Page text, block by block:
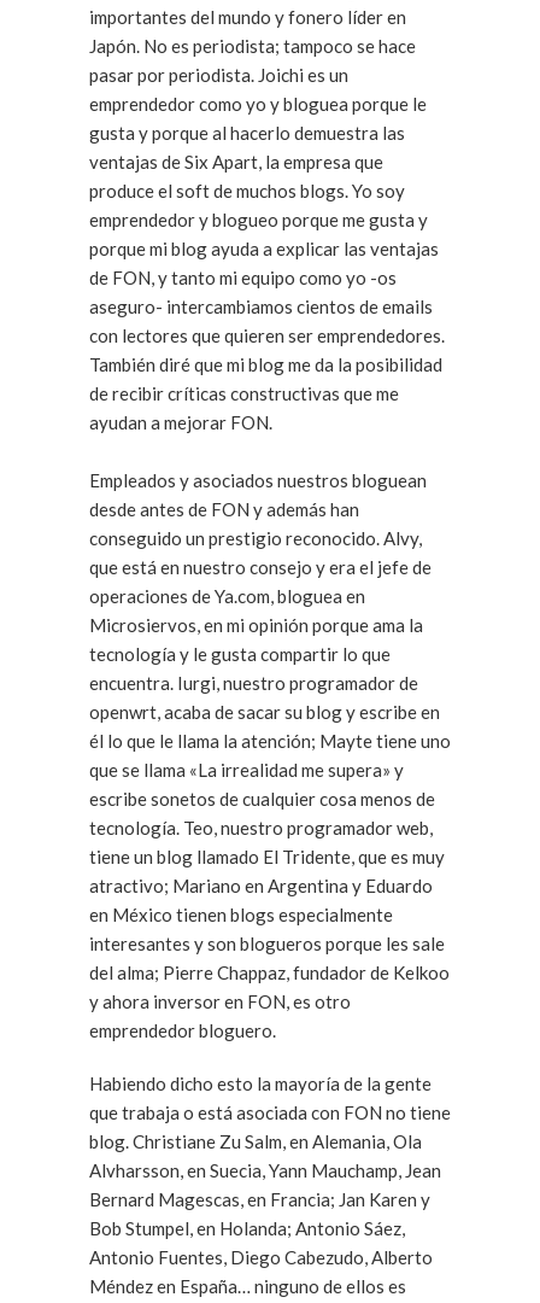
importantes del mundo y fonero líder en
Japón. No es periodista; tampoco se hace
pasar por periodista. Joichi es un
emprendedor como yo y bloguea porque le
gusta y porque al hacerlo demuestra las
ventajas de Six Apart, la empresa que
produce el soft de muchos blogs. Yo soy
emprendedor y blogueo porque me gusta y
porque mi blog ayuda a explicar las ventajas
de FON, y tanto mi equipo como yo -os
aseguro- intercambiamos cientos de emails
con lectores que quieren ser emprendedores.
También diré que mi blog me da la posibilidad
de recibir críticas constructivas que me
ayudan a mejorar FON.
Empleados y asociados nuestros bloguean
desde antes de FON y además han
conseguido un prestigio reconocido. Alvy,
que está en nuestro consejo y era el jefe de
operaciones de Ya.com, bloguea en
Microsiervos, en mi opinión porque ama la
tecnología y le gusta compartir lo que
encuentra. Iurgi, nuestro programador de
openwrt, acaba de sacar su blog y escribe en
él lo que le llama la atención; Mayte tiene uno
que se llama «La irrealidad me supera» y
escribe sonetos de cualquier cosa menos de
tecnología. Teo, nuestro programador web,
tiene un blog llamado El Tridente, que es muy
atractivo; Mariano en Argentina y Eduardo
en México tienen blogs especialmente
interesantes y son blogueros porque les sale
del alma; Pierre Chappaz, fundador de Kelkoo
y ahora inversor en FON, es otro
emprendedor bloguero.
Habiendo dicho esto la mayoría de la gente
que trabaja o está asociada con FON no tiene
blog. Christiane Zu Salm, en Alemania, Ola
Alvharsson, en Suecia, Yann Mauchamp, Jean
Bernard Magescas, en Francia; Jan Karen y
Bob Stumpel, en Holanda; Antonio Sáez,
Antonio Fuentes, Diego Cabezudo, Alberto
Méndez en España… ninguno de ellos es